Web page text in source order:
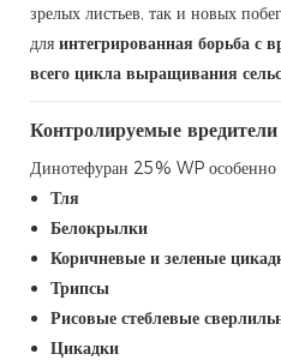
зрелых листьев, так и новых
для интегрированная борьба с
всего цикла выращивания
Контролируемые вредители
Динотефуран 25% WP особенно
Тля
Белокрылки
Коричневые и зеленые
Трипсы
Рисовые стеблевые
Цикадки